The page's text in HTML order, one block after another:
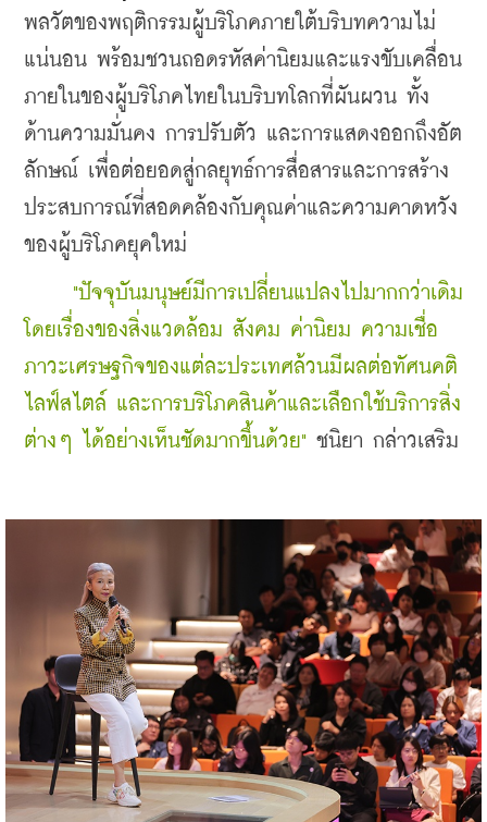
พลวัตของพฤติกรรมผู้บริโภคภายใต้บริบทความไม่
แน่นอน พร้อมชวนถอดรหัสค่านิยมและแรงขับเคลื่อน
ภายในของผู้บริโภคไทยในบริบทโลกที่ผันผวน ทั้ง
ด้านความมั่นคง การปรับตัว และการแสดงออกถึงอัต
ลักษณ์ เพื่อต่อยอดสู่กลยุทธ์การสื่อสารและการสร้าง
ประสบการณ์ที่สอดคล้องกับคุณค่าและความคาดหวัง
ของผู้บริโภคยุคใหม่
"ปัจจุบันมนุษย์มีการเปลี่ยนแปลงไปมากกว่าเดิม
โดยเรื่องของสิ่งแวดล้อม สังคม ค่านิยม ความเชื่อ
ภาวะเศรษฐกิจของแต่ละประเทศล้วนมีผลต่อทัศนคติ
ไลฟ์สไตล์ และการบริโภคสินค้าและเลือกใช้บริการสิ่ง
ต่างๆ ได้อย่างเห็นชัดมากขึ้นด้วย" ชนิยา กล่าวเสริม